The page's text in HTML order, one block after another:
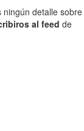
ningún detalle sobre
al feed de